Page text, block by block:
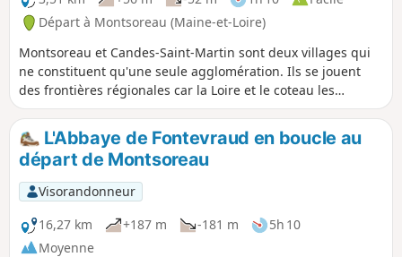
Départ à Montsoreau (Maine-et-Loire)
Montsoreau et Candes-Saint-Martin sont deux villages qui
ne constituent qu'une seule agglomération. Ils se jouent
des frontières régionales car la Loire et le coteau les
unissent.Ce circuit permet de découvrir l'échelonnement
des maisons blanches le long du fleuve et la confluence
avec la Vienne.Une balade à faire au lever du soleil pour
profiter pleinement du rayonnement sur les façades.
Attention: une info récente (juin 2026) informe d'une
coupure du circuit, pour cause d'éboulement,
vraisemblablement au-dessus de Candes-St-Martin (à
préciser).
L'Abbaye de Fontevraud en boucle au
départ de Montsoreau
Visorandonneur
16,27 km
+187 m -181 m
5h 10
Moyenne